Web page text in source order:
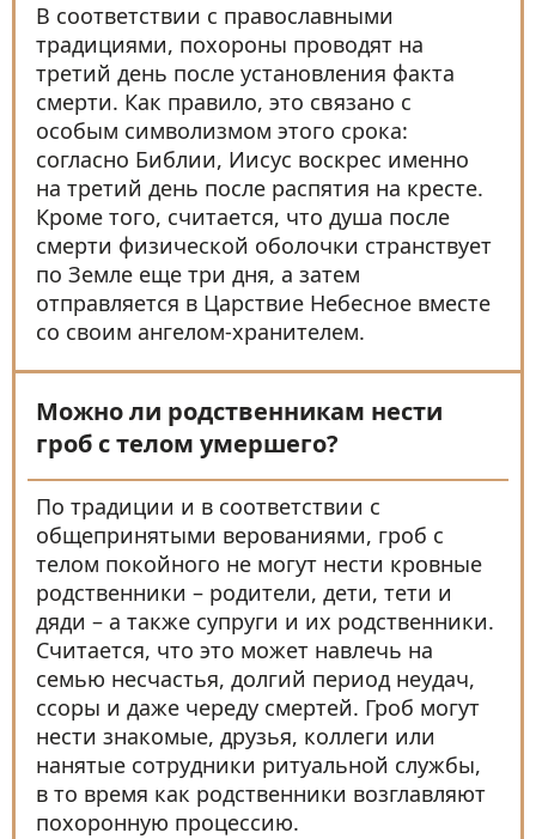
В соответствии с православными
традициями, похороны проводят на
третий день после установления факта
смерти. Как правило, это связано с
особым символизмом этого срока:
согласно Библии, Иисус воскрес именно
на третий день после распятия на кресте.
Кроме того, считается, что душа после
смерти физической оболочки странствует
по Земле еще три дня, а затем
отправляется в Царствие Небесное вместе
со своим ангелом-хранителем.
Можно ли родственникам нести
гроб с телом умершего?
По традиции и в соответствии с
общепринятыми верованиями, гроб с
телом покойного не могут нести кровные
родственники – родители, дети, тети и
дяди – а также супруги и их родственники.
Считается, что это может навлечь на
семью несчастья, долгий период неудач,
ссоры и даже череду смертей. Гроб могут
нести знакомые, друзья, коллеги или
нанятые сотрудники ритуальной службы,
в то время как родственники возглавляют
похоронную процессию.